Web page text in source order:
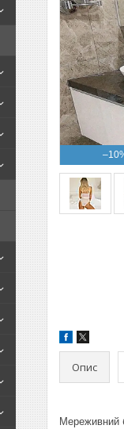
Опис
Мереживний